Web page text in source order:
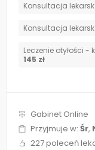
Konsultacja
Konsultacja
Leczenie otyłości
145 zł
Gabinet Online
Przyjmuje w: Śr,
227 poleceń